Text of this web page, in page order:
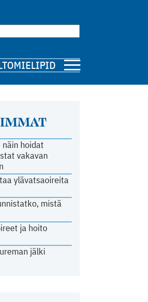
MIELIPIDE
hoidat
vakavan
ylävatsaoireita
mistä
ja hoito
jälki